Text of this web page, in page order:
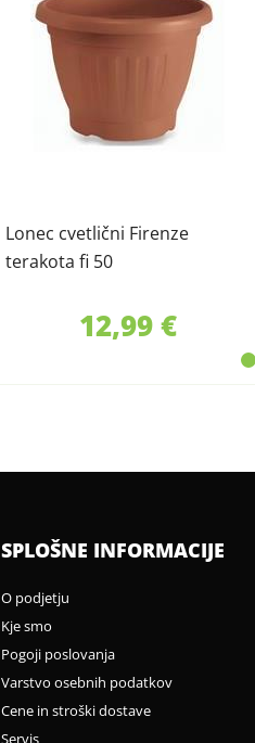
Lonec cvetlični Firenze
terakota fi 50
12,99 €
SPLOŠNE INFORMACIJE
O podjetju
Kje smo
Pogoji poslovanja
Varstvo osebnih podatkov
Cene in stroški dostave
Servis